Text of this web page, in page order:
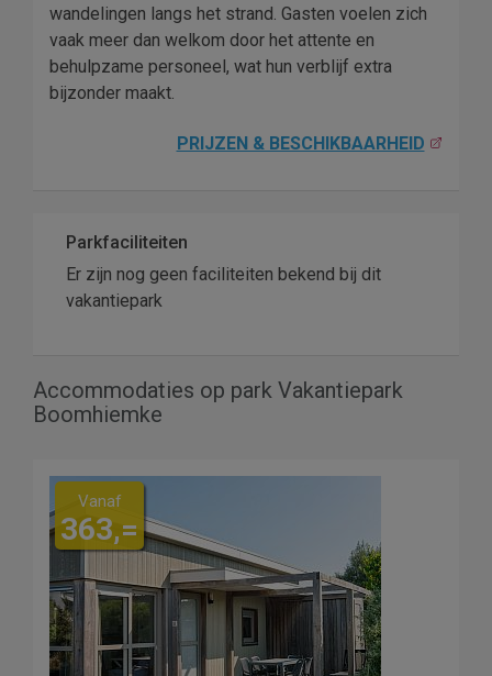
wandelingen langs het strand. Gasten voelen zich
vaak meer dan welkom door het attente en
behulpzame personeel, wat hun verblijf extra
bijzonder maakt.
PRIJZEN & BESCHIKBAARHEID
Parkfaciliteiten
Er zijn nog geen faciliteiten bekend bij dit
vakantiepark
Accommodaties op park Vakantiepark
Boomhiemke
Vanaf
363,=